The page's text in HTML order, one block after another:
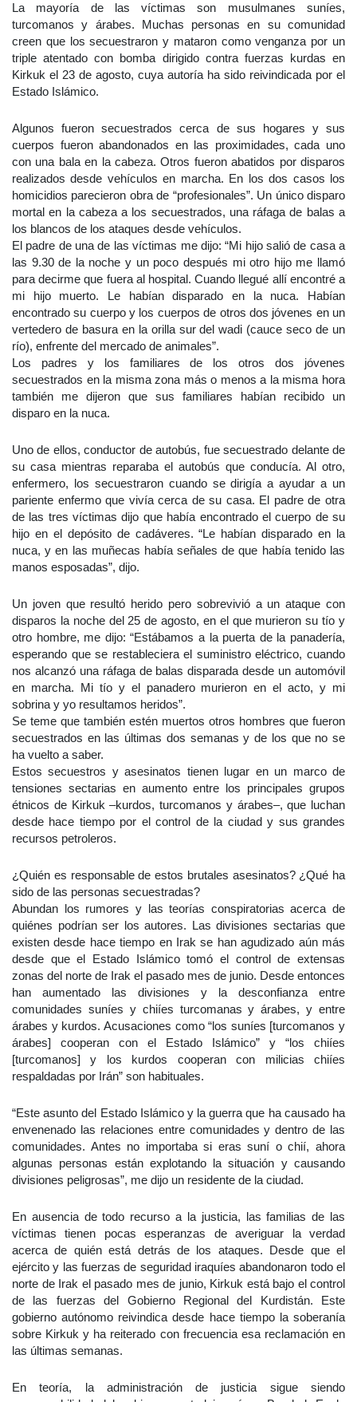
La mayoría de las víctimas son musulmanes suníes,
turcomanos y árabes. Muchas personas en su comunidad
creen que los secuestraron y mataron como venganza por un
triple atentado con bomba dirigido contra fuerzas kurdas en
Kirkuk el 23 de agosto, cuya autoría ha sido reivindicada por el
Estado Islámico.
Algunos fueron secuestrados cerca de sus hogares y sus
cuerpos fueron abandonados en las proximidades, cada uno
con una bala en la cabeza. Otros fueron abatidos por disparos
realizados desde vehículos en marcha. En los dos casos los
homicidios parecieron obra de “profesionales”. Un único disparo
mortal en la cabeza a los secuestrados, una ráfaga de balas a
los blancos de los ataques desde vehículos.
El padre de una de las víctimas me dijo: “Mi hijo salió de casa a
las 9.30 de la noche y un poco después mi otro hijo me llamó
para decirme que fuera al hospital. Cuando llegué allí encontré a
mi hijo muerto. Le habían disparado en la nuca. Habían
encontrado su cuerpo y los cuerpos de otros dos jóvenes en un
vertedero de basura en la orilla sur del wadi (cauce seco de un
río), enfrente del mercado de animales”.
Los padres y los familiares de los otros dos jóvenes
secuestrados en la misma zona más o menos a la misma hora
también me dijeron que sus familiares habían recibido un
disparo en la nuca.
Uno de ellos, conductor de autobús, fue secuestrado delante de
su casa mientras reparaba el autobús que conducía. Al otro,
enfermero, los secuestraron cuando se dirigía a ayudar a un
pariente enfermo que vivía cerca de su casa. El padre de otra
de las tres víctimas dijo que había encontrado el cuerpo de su
hijo en el depósito de cadáveres. “Le habían disparado en la
nuca, y en las muñecas había señales de que había tenido las
manos esposadas”, dijo.
Un joven que resultó herido pero sobrevivió a un ataque con
disparos la noche del 25 de agosto, en el que murieron su tío y
otro hombre, me dijo: “Estábamos a la puerta de la panadería,
esperando que se restableciera el suministro eléctrico, cuando
nos alcanzó una ráfaga de balas disparada desde un automóvil
en marcha. Mi tío y el panadero murieron en el acto, y mi
sobrina y yo resultamos heridos”.
Se teme que también estén muertos otros hombres que fueron
secuestrados en las últimas dos semanas y de los que no se
ha vuelto a saber.
Estos secuestros y asesinatos tienen lugar en un marco de
tensiones sectarias en aumento entre los principales grupos
étnicos de Kirkuk –kurdos, turcomanos y árabes–, que luchan
desde hace tiempo por el control de la ciudad y sus grandes
recursos petroleros.
¿Quién es responsable de estos brutales asesinatos? ¿Qué ha
sido de las personas secuestradas?
Abundan los rumores y las teorías conspiratorias acerca de
quiénes podrían ser los autores. Las divisiones sectarias que
existen desde hace tiempo en Irak se han agudizado aún más
desde que el Estado Islámico tomó el control de extensas
zonas del norte de Irak el pasado mes de junio. Desde entonces
han aumentado las divisiones y la desconfianza entre
comunidades suníes y chiíes turcomanas y árabes, y entre
árabes y kurdos. Acusaciones como “los suníes [turcomanos y
árabes] cooperan con el Estado Islámico” y “los chiíes
[turcomanos] y los kurdos cooperan con milicias chiíes
respaldadas por Irán” son habituales.
“Este asunto del Estado Islámico y la guerra que ha causado ha
envenenado las relaciones entre comunidades y dentro de las
comunidades. Antes no importaba si eras suní o chií, ahora
algunas personas están explotando la situación y causando
divisiones peligrosas”, me dijo un residente de la ciudad.
En ausencia de todo recurso a la justicia, las familias de las
víctimas tienen pocas esperanzas de averiguar la verdad
acerca de quién está detrás de los ataques. Desde que el
ejército y las fuerzas de seguridad iraquíes abandonaron todo el
norte de Irak el pasado mes de junio, Kirkuk está bajo el control
de las fuerzas del Gobierno Regional del Kurdistán. Este
gobierno autónomo reivindica desde hace tiempo la soberanía
sobre Kirkuk y ha reiterado con frecuencia esa reclamación en
las últimas semanas.
En teoría, la administración de justicia sigue siendo